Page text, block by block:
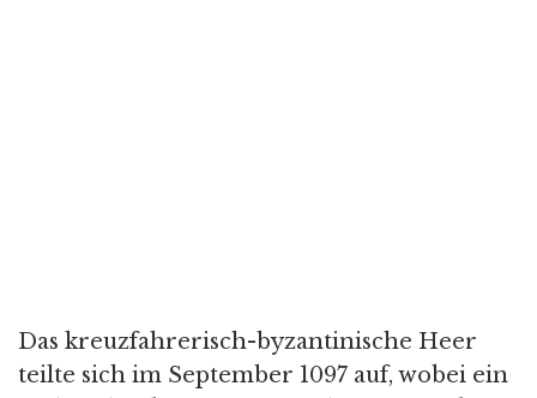
Das kreuzfahrerisch-byzantinische Heer
teilte sich im September 1097 auf, wobei ein